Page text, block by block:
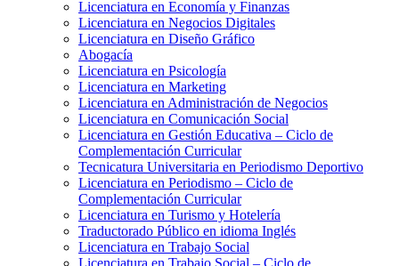
Licenciatura en Economía y Finanzas
Licenciatura en Negocios Digitales
Licenciatura en Diseño Gráfico
Abogacía
Licenciatura en Psicología
Licenciatura en Marketing
Licenciatura en Administración de Negocios
Licenciatura en Comunicación Social
Licenciatura en Gestión Educativa – Ciclo de
Complementación Curricular
Tecnicatura Universitaria en Periodismo Deportivo
Licenciatura en Periodismo – Ciclo de
Complementación Curricular
Licenciatura en Turismo y Hotelería
Traductorado Público en idioma Inglés
Licenciatura en Trabajo Social
Licenciatura en Trabajo Social – Ciclo de